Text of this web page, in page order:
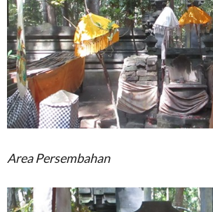
Area Persembahan